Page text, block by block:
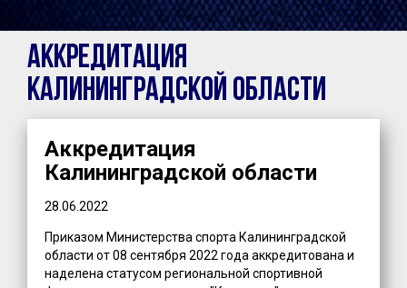
сайту
Аккредитация
Калининградской области
Аккредитация
Калининградской области
28.06.2022
Приказом Министерства спорта Калининградской
области от 08 сентября 2022 года аккредитована и
наделена статусом региональной спортивной